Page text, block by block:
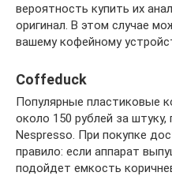
вероятность купить их
оригинал. В этом случае
вашему кофейному
Coffeduck
Популярные пластиковые
около 150 рублей за
Nespresso. При покупке
правило: если аппарат
подойдет емкость